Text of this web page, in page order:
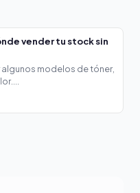
vender tu stock sin
modelos de tóner,